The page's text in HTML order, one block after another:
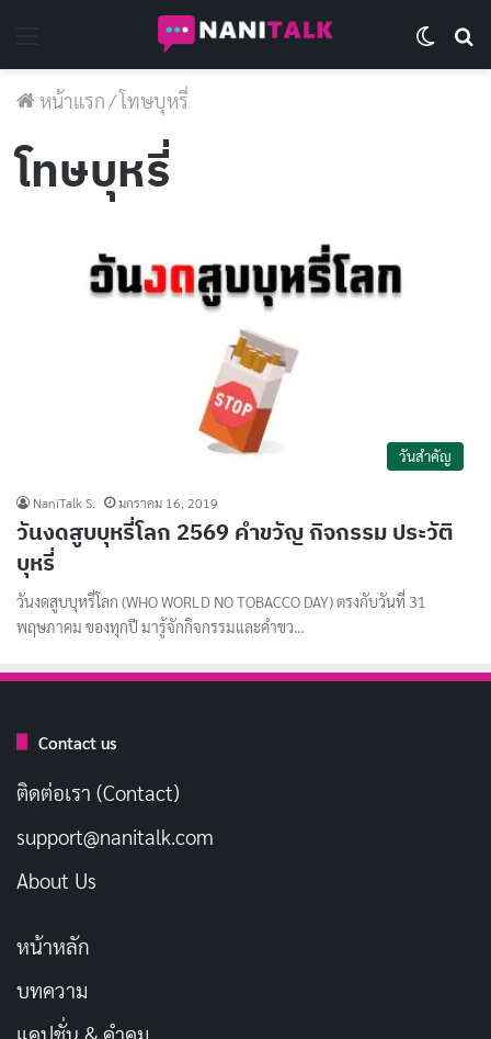
หน้าแรก/โทษบุหรี่
โทษบุหรี่
วันสำคัญ
NaniTalk S. มกราคม 16, 2019
วันงดสูบบุหรี่โลก 2569 คําขวัญ กิจกรรม ประวัติ
บุหรี่
วันงดสูบบุหรี่โลก (WHO WORLD NO TOBACCO DAY) ตรงกับวันที่ 31
พฤษภาคม ของทุกปี มารู้จักกิจกรรมและคำขว…
Contact us
ติดต่อเรา (Contact)
support@nanitalk.com
About Us
หน้าหลัก
บทความ
แคปชั่น & คำคม